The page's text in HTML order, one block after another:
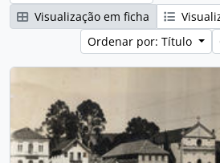
Visualização em ficha
Ordenar por: Título